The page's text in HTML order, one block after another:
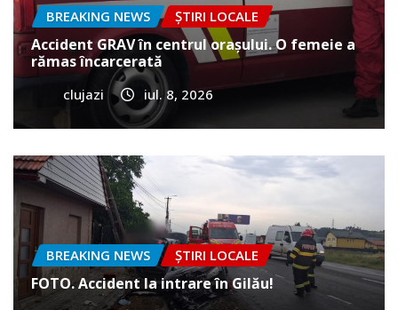
BREAKING NEWS ȘTIRI LOCALE
Accident GRAV în centrul orașului. O femeie a
rămas încarcerată
clujazi iul. 8, 2026
BREAKING NEWS ȘTIRI LOCALE
FOTO. Accident la intrare în Gilău!